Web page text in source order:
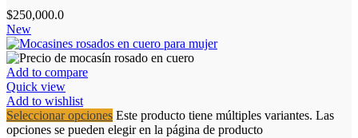
$250,000.0
New
Add to compare
Quick view
Add to wishlist
Seleccionar opciones Este producto tiene múltiples variantes. Las
opciones se pueden elegir en la página de producto